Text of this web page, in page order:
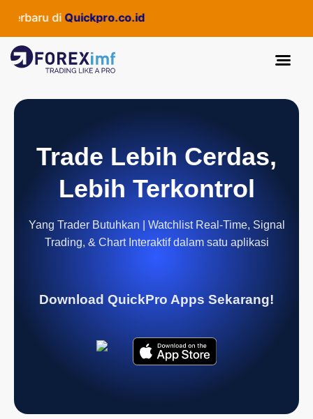
diQuickpro.co.id
Trade Lebih Cerdas,
Lebih Terkontrol
Yang Trader Butuhkan | Watchlist Real-Time, Signal
Trading, & Chart Interaktif dalam satu aplikasi
Download QuickPro Apps Sekarang!